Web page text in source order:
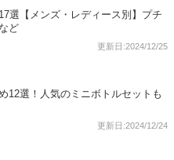
選【メンズ・レディース別】プチ
ど
更新日:2024/12/25
12選！人気のミニボトルセットも
更新日:2024/12/24